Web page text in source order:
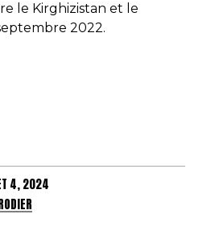
le Kirghizistan et le
2022.
4, 2024